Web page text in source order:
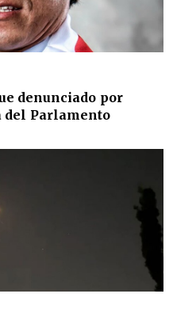
denunciado por
del Parlamento